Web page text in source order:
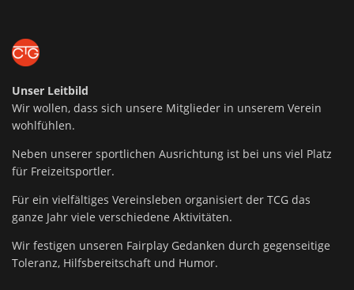
Unser Leitbild
Wir wollen, dass sich unsere Mitglieder in unserem Verein
wohlfühlen.
Neben unserer sportlichen Ausrichtung ist bei uns viel Platz
für Freizeitsportler.
Für ein vielfältiges Vereinsleben organisiert der TCG das
ganze Jahr viele verschiedene Aktivitäten.
Wir festigen unseren Fairplay Gedanken durch gegenseitige
Toleranz, Hilfsbereitschaft und Humor.